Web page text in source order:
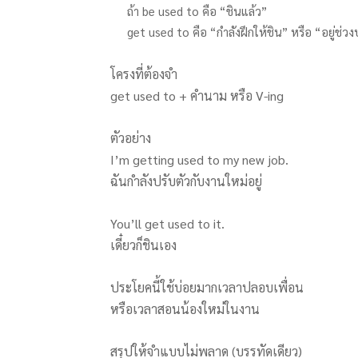
ถ้า be used to คือ “ชินแล้ว”
get used to คือ “กำลังฝึกให้ชิน” หรือ “อยู่ช่วง
โครงที่ต้องจำ
get used to + คำนาม หรือ V-ing
ตัวอย่าง
I’m getting used to my new job.
ฉันกำลังปรับตัวกับงานใหม่อยู่
You’ll get used to it.
เดี๋ยวก็ชินเอง
ประโยคนี้ใช้บ่อยมากเวลาปลอบเพื่อน
หรือเวลาสอนน้องใหม่ในงาน
สรุปให้จำแบบไม่พลาด (บรรทัดเดียว)